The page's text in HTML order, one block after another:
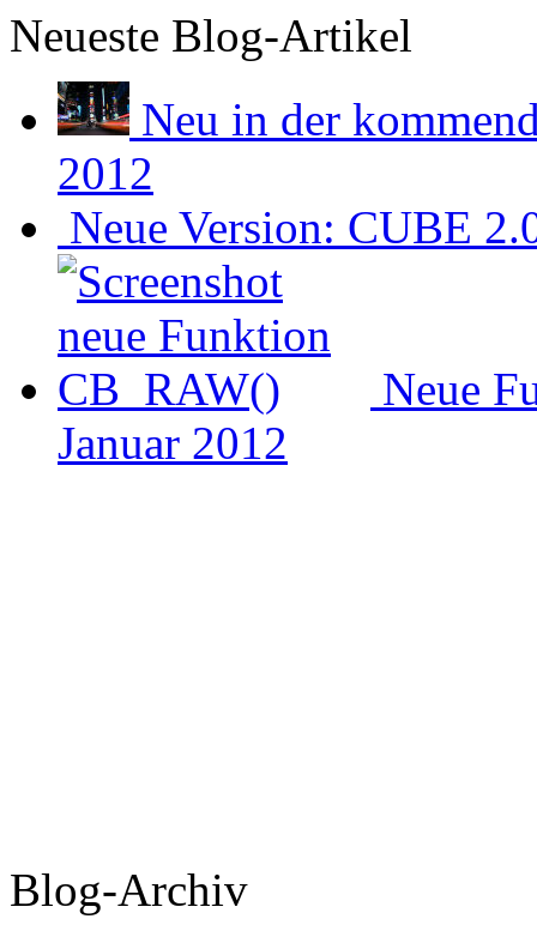
Neueste Blog-Artikel
Neu in der
2012
Neue Version: CUBE
Neue
Januar 2012
Blog-Archiv